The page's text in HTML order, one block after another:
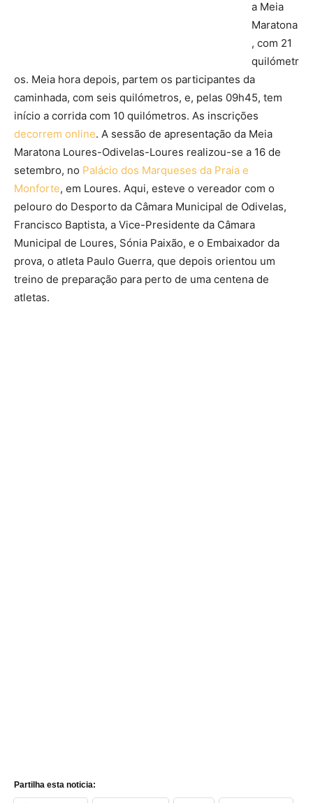
a Meia
Maratona
, com 21
quilómetr
os. Meia hora depois, partem os participantes da
caminhada, com seis quilómetros, e, pelas 09h45, tem
início a corrida com 10 quilómetros. As inscrições
decorrem online. A sessão de apresentação da Meia
Maratona Loures-Odivelas-Loures realizou-se a 16 de
setembro, no Palácio dos Marqueses da Praia e
Monforte, em Loures. Aqui, esteve o vereador com o
pelouro do Desporto da Câmara Municipal de Odivelas,
Francisco Baptista, a Vice-Presidente da Câmara
Municipal de Loures, Sónia Paixão, e o Embaixador da
prova, o atleta Paulo Guerra, que depois orientou um
treino de preparação para perto de uma centena de
atletas.
Partilha esta noticia: